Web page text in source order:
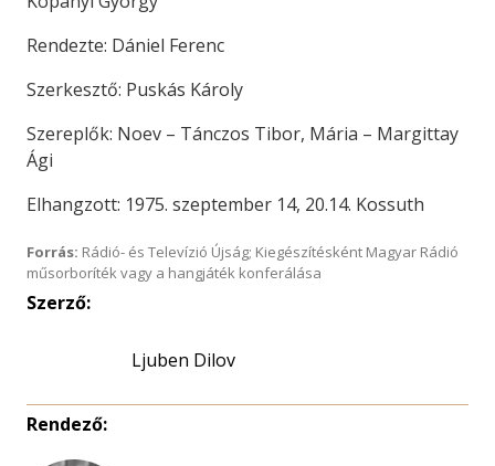
Rendezte: Dániel Ferenc
Szerkesztő: Puskás Károly
Szereplők: Noev – Tánczos Tibor, Mária – Margittay
Ági
Elhangzott: 1975. szeptember 14, 20.14. Kossuth
Forrás: Rádió- és Televízió Újság; Kiegészítésként Magyar Rádió
műsorboríték vagy a hangjáték konferálása
Szerző:
Ljuben Dilov
Rendező: